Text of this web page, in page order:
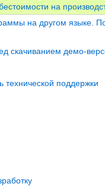
на
на другом языке.
скачиванием демо-
поддержки